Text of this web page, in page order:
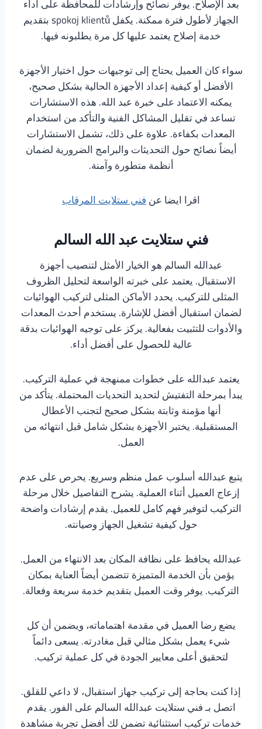
بعد الإصلاح. يوفر نصائح وإرشادات للمحافظة على أداء
الجهاز لأطول فترة ممكنة. يكفل spokoj klientů بتقديم
خدمة إصلاح يعتمد عليها كل مرة يطلبونه فيها.
سواء كان العميل يحتاج إلى توجيهات حول اختيار الأجهزة
الأفضل أو كيفية إعداد الأجهزة الحالية بشكل صحيح،
يمكنه الاعتماد على خبرة عبد الله. هذه الاستشارات
تساعد في تقليل المشاكل الفنية والتأكد من استخدام
المعدات بكفاءة. علاوة على ذلك، تشمل الاستشارات
أيضاً نصائح حول التحديثات والبرامج الضرورية لضمان
أنظمة متطورة وآمنة.
اقرا ايضا عنفني ستلايت المرقاب
فني ستلايت عبد الله السالم
عبدالله السالم هو الخيار الأمثل لتنصيب أجهزة
الاستقبال. يعتمد على خبرته الواسعة لتحليل الظروف
المثلى للتركيب. يحدد الأماكن المثلى لتركيب الهوائيات
لضمان استقبال أفضل للإشارة. يستخدم أحدث المعدات
والأدوات للتثبيت بفعالية. يركز على توجيه الهوائيات بدقة
عالية للحصول على أفضل أداء.
يعتمد عبدالله على خطوات ممنهجة في عملية التركيب.
يبدأ بمرحلة التفتيش لتحديد التحديات المحتملة. يتأكد من
أنها مؤمنة وثابتة بشكل صحيح لتجنب الأعطال
المستقبلية. يختبر الأجهزة بشكل شامل قبل انتهائه من
العمل.
يتبع عبدالله أسلوب عمل منظم وسريع. يحرص على عدم
إزعاج العميل أثناء العملية. يشرح التفاصيل خلال مرحلة
التركيب لتوفير فهم كامل للعميل. يقدم إرشادات واضحة
حول كيفية تشغيل الجهاز وصيانته.
عبدالله يحافظ على نظافة المكان بعد الانتهاء من العمل.
يؤمن بأن الخدمة المتميزة تتضمن أيضاً العناية بمكان
التركيب. يوفر وقت العميل بتقديم خدمة سريعة وفعالة.
يضع رضا العميل في مقدمة اهتماماته، ويضمن أن كل
شيء يعمل بشكل مثالي قبل مغادرته. يسعى دائماً
لتحقيق أعلى معايير الجودة في كل عملية تركيب.
إذا كنت بحاجة إلى تركيب جهاز استقبال، لا داعي للقلق.
اتصل بـ فني ستلايت عبدالله السالم على الفور. يقدم
خدمات تركيب استثنائية تضمن لك أفضل تجربة مشاهدة